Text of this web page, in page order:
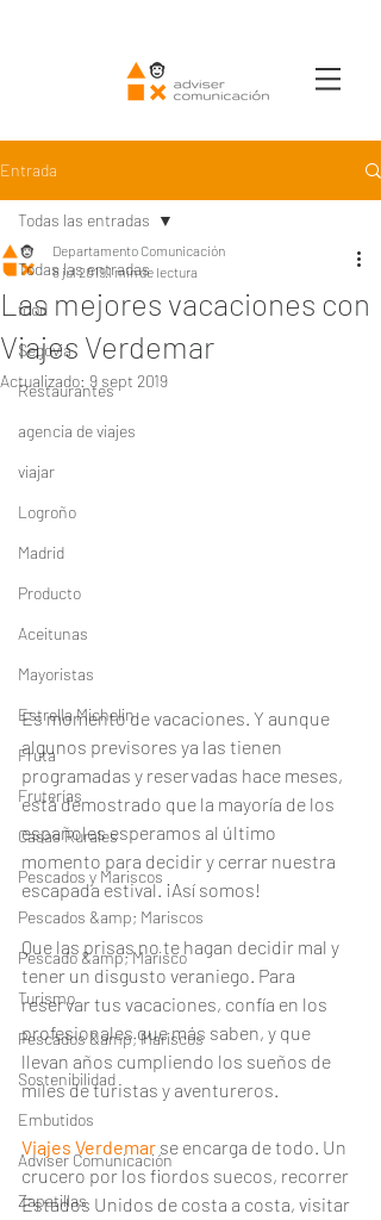
Entrada
Todas las entradas
food
Segovia
Restaurantes
agencia de viajes
viajar
Logroño
Madrid
Producto
Aceitunas
Mayoristas
Estrella Michelin
Fruta
Fruterías
Casas Rurales
Pescados y Mariscos
Pescados &amp; Mariscos
Pescado &amp; Marisco
Turismo
Pescados &amp; Mariscos
Sostenibilidad
Embutidos
Adviser Comunicación
Zapatillas
Todas las entradas
Las mejores vacaciones con
Viajes Verdemar
Departamento Comunicación
8 jul 20191 min de lectura
Actualizado: 9 sept 2019
Es momento de vacaciones. Y aunque
algunos previsores ya las tienen
programadas y reservadas hace meses,
está demostrado que la mayoría de los
españoles esperamos al último
momento para decidir y cerrar nuestra
escapada estival. ¡Así somos!
Que las prisas no te hagan decidir mal y
tener un disgusto veraniego. Para
reservar tus vacaciones, confía en los
profesionales que más saben, y que
llevan años cumpliendo los sueños de
miles de turistas y aventureros.
Viajes Verdemar se encarga de todo. Un
crucero por los fiordos suecos, recorrer
Estados Unidos de costa a costa, visitar